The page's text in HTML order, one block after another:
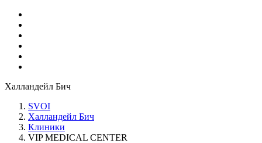
Халландейл Бич
SVOI
Халландейл Бич
Клиники
VIP MEDICAL CENTER